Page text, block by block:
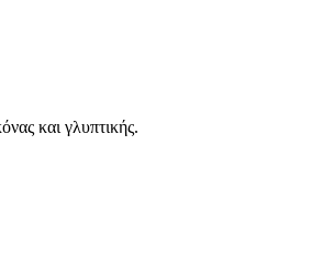
και γλυπτικής.